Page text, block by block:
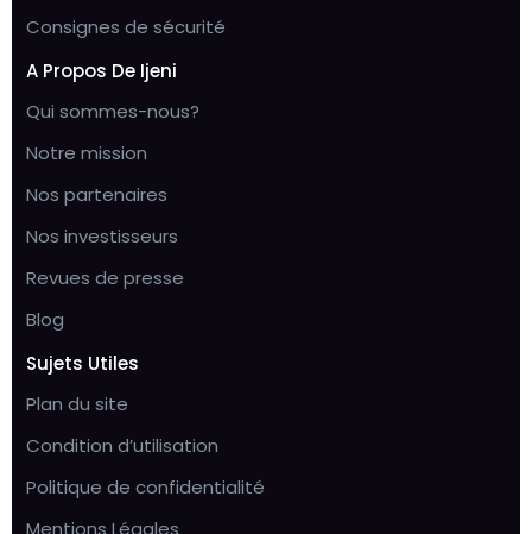
Consignes de sécurité
A Propos De Ijeni
Qui sommes-nous?
Notre mission
Nos partenaires
Nos investisseurs
Revues de presse
Blog
Sujets Utiles
Plan du site
Condition d’utilisation
Politique de confidentialité
Mentions Légales